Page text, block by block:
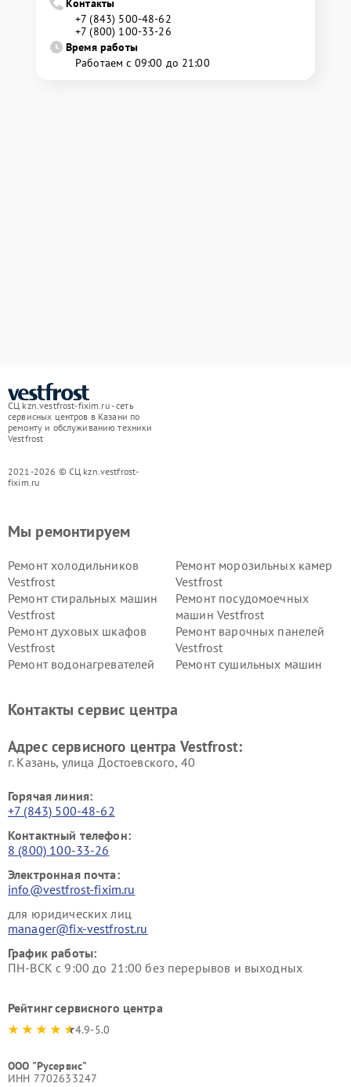
Контакты
+7 (843) 500-48-62
+7 (800) 100-33-26
Время работы
Работаем с 09:00 до 21:00
СЦ kzn.vestfrost-fixim.ru - сеть
сервисных центров в Казани по
ремонту и обслуживанию техники
Vestfrost
2021-2026 © СЦ kzn.vestfrost-
fixim.ru
Мы ремонтируем
Ремонт холодильников
Vestfrost
Ремонт морозильных камер
Vestfrost
Ремонт стиральных машин
Vestfrost
Ремонт посудомоечных
машин Vestfrost
Ремонт духовых шкафов
Vestfrost
Ремонт варочных панелей
Vestfrost
Ремонт водонагревателей
Ремонт сушильных машин
Vestfrost
Контакты сервис центра
Адрес сервисного центра Vestfrost:
г. Казань, улица Достоевского, 40
Горячая линия:
+7 (843) 500-48-62
Контактный телефон:
8 (800) 100-33-26
Электронная почта:
info@vestfrost-fixim.ru
для юридических лиц
manager@fix-vestfrost.ru
График работы:
ПН-ВСК с 9:00 до 21:00 без перерывов и выходных
Рейтинг сервисного центра
4.9-5.0
ООО "Русервис"
ИНН 7702633247